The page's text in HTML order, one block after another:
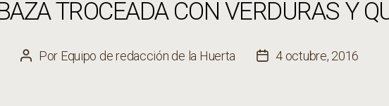
TROCEADA CON VERDURAS Y
Autor
Por Equipo de redacción de la Huerta
Fecha
4 octubre, 2016